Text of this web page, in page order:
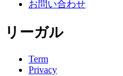
お問い合わせ
リーガル
Term
Privacy